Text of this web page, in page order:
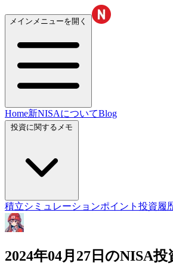
メインメニューを開く
Home新NISAについてBlog
積立シミュレーションポイント投資履
2024年04月27日のNISA投